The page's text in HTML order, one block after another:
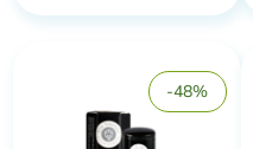
-48%